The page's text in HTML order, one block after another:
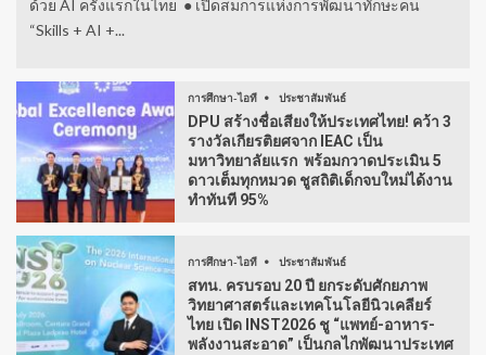
ด้วย AI ครั้งแรกในไทย ● เปิดสมการแห่งการพัฒนาทักษะคน
“Skills + AI +...
การศึกษา-ไอที ประชาสัมพันธ์
DPU สร้างชื่อเสียงให้ประเทศไทย! คว้า 3
รางวัลเกียรติยศจาก IEAC เป็น
มหาวิทยาลัยแรก พร้อมกวาดประเมิน 5
ดาวเต็มทุกหมวด ชูสถิติเด็กจบใหม่ได้งาน
ทำทันที 95%
การศึกษา-ไอที ประชาสัมพันธ์
สทน. ครบรอบ 20 ปี ยกระดับศักยภาพ
วิทยาศาสตร์และเทคโนโลยีนิวเคลียร์
ไทย เปิด INST2026 ชู “แพทย์-อาหาร-
พลังงานสะอาด” เป็นกลไกพัฒนาประเทศ